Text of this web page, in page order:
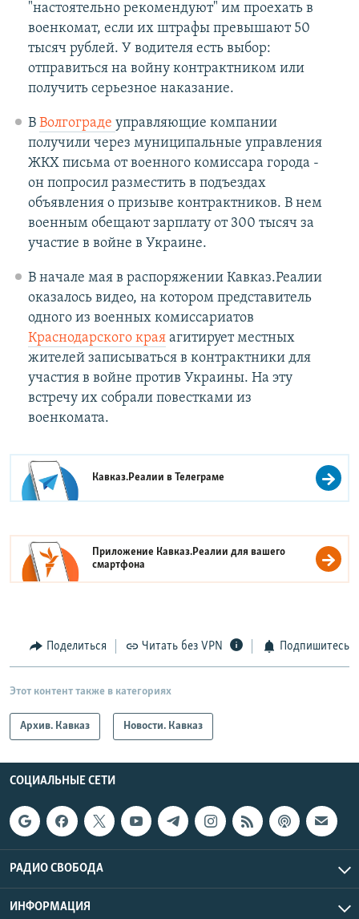
"настоятельно рекомендуют" им проехать в
военкомат, если их штрафы превышают 50
тысяч рублей. У водителя есть выбор:
отправиться на войну контрактником или
получить серьезное наказание.
В Волгограде управляющие компании
получили через муниципальные управления
ЖКХ письма от военного комиссара города -
он попросил разместить в подъездах
объявления о призыве контрактников. В нем
военным обещают зарплату от 300 тысяч за
участие в войне в Украине.
В начале мая в распоряжении Кавказ.Реалии
оказалось видео, на котором представитель
одного из военных комиссариатов
Краснодарского краяагитирует местных
жителей записываться в контрактники для
участия в войне против Украины. На эту
встречу их собрали повестками из
военкомата.
Кавказ.Реалии вТелеграме
Приложение Кавказ.Реалии для вашего
смартфона
Поделиться Читать без VPN Подпишитесь
Этот контент также в категориях
Архив. Кавказ Новости. Кавказ
СОЦИАЛЬНЫЕ СЕТИ
РАДИО СВОБОДА
ИНФОРМАЦИЯ